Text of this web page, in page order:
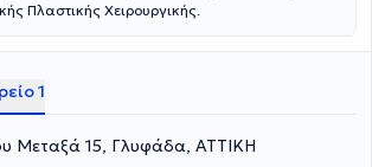
Πλαστικής Χειρουργικής.
1
Μεταξά 15, Γλυφάδα, ΑΤΤΙΚΗ